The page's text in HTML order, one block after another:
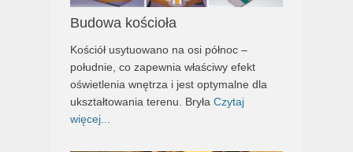
Budowa kościoła
Kościół usytuowano na osi północ –
południe, co zapewnia właściwy efekt
oświetlenia wnętrza i jest optymalne dla
ukształtowania terenu. Bryła Czytaj
więcej...